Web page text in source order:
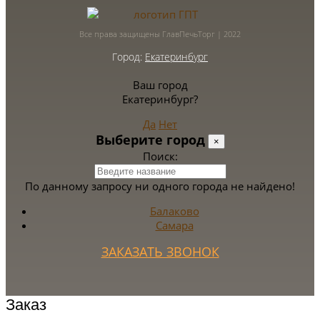
Все права защищены ГлавПечьТорг | 2022
Город: Екатеринбург
Ваш город
Екатеринбург?
Да Нет
Выберите город ×
Поиск:
По данному запросу ни одного города не найдено!
Балаково
Самара
ЗАКАЗАТЬ ЗВОНОК
Заказ